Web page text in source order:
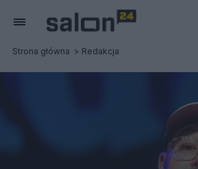
Strona główna Redakcja